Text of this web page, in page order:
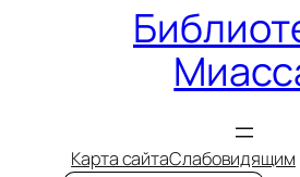
Карта сайтаСлабовидящим
Поиск